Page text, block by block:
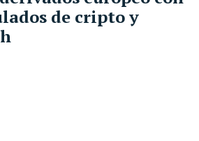
de cripto y